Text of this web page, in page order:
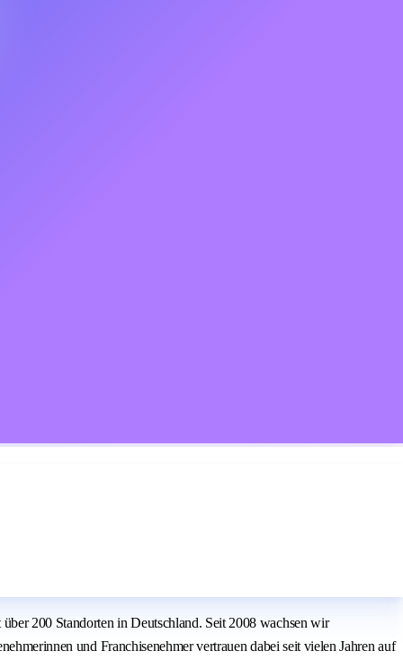
200 Standorten in Deutschland. Seit 2008 wachsen wir
und Franchisenehmer vertrauen dabei seit vielen Jahren auf